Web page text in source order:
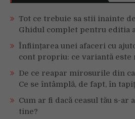
Tot ce trebuie sa stii inainte
Ghidul complet pentru editia
Înființarea unei afaceri cu
cont propriu: ce variantă este
De ce reapar mirosurile din
Ce se întâmplă, de fapt, în
Cum ar fi dacă ceasul tău s-ar
tine?